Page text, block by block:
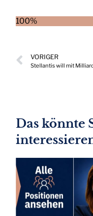
100%
VORIGER
Das könnte